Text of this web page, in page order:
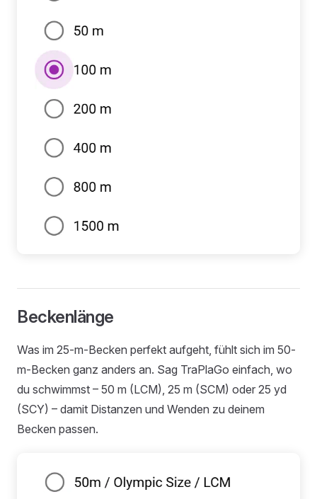
Beckenlänge
Was im 25-m-Becken perfekt aufgeht, fühlt sich im 50-
m-Becken ganz anders an. Sag TraPlaGo einfach, wo
du schwimmst – 50 m (LCM), 25 m (SCM) oder 25 yd
(SCY) – damit Distanzen und Wenden zu deinem
Becken passen.